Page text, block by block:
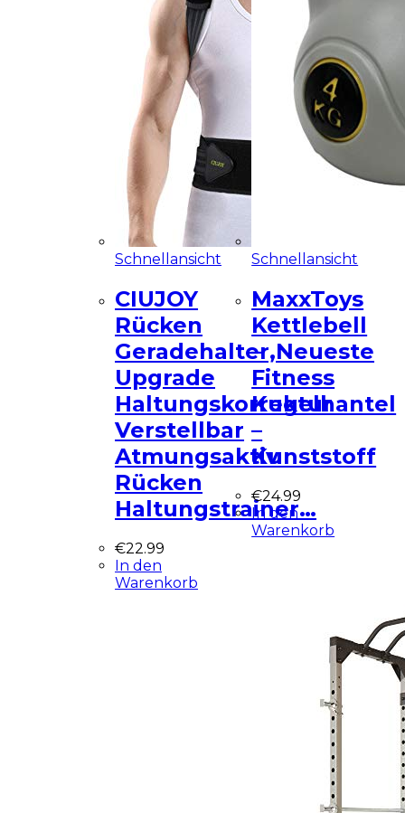
Schnellansicht
CIUJOY
Rücken
Geradehalter,Neueste
Upgrade
Haltungskorrektur
Verstellbar
Atmungsaktiv
Rücken
Haltungstrainer…
€22.99
In den
Warenkorb
Schnellansicht
MaxxToys
Kettlebell
–
Fitness
Kugelhantel
–
Kunststoff
€24.99
In den
Warenkorb